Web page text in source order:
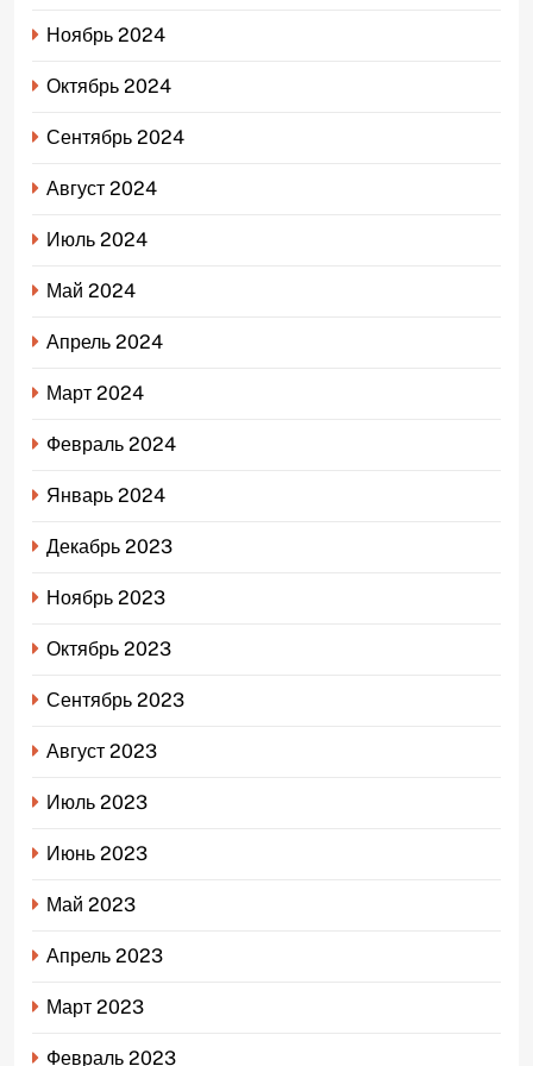
Ноябрь 2024
Октябрь 2024
Сентябрь 2024
Август 2024
Июль 2024
Май 2024
Апрель 2024
Март 2024
Февраль 2024
Январь 2024
Декабрь 2023
Ноябрь 2023
Октябрь 2023
Сентябрь 2023
Август 2023
Июль 2023
Июнь 2023
Май 2023
Апрель 2023
Март 2023
Февраль 2023